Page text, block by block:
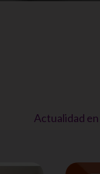
Actualidad en